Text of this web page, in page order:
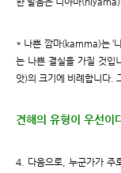
* 나쁜 깜마(kamma)는 ‘
는 나쁜 결실을 가질 것
앗)의 크기에 비례합니다.
견해의 유형이 우선이
4. 다음으로, 누군가가 주